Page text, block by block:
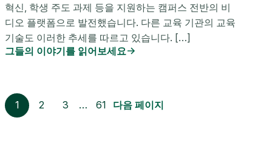
혁신, 학생 주도 과제 등을 지원하는 캠퍼스 전반의 비
디오 플랫폼으로 발전했습니다. 다른 교육 기관의 교육
기술도 이러한 추세를 따르고 있습니다. […]
그들의 이야기를 읽어보세요
1 2 3 … 61 다음 페이지